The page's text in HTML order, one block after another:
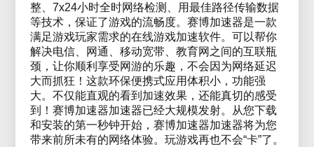
整、7x24小时全时网络检测、用最佳路径传输数据
等技术，保证了游戏的流畅度。赛博加速器是一款
满足游戏玩家需求的在线游戏加速软件。可以帮你
解决电信、网通、移动宽带、教育网之间的互联瓶
颈，让你顺利享受网游的乐趣，不会因为网络延迟
大而抓狂！这款环保便携式应用体积小，功能强
大。不仅能直观的看到加速效果，还能真切的感受
到！赛博加速器加速器已经大规模发射。从您下载
和安装的第一秒钟开始，赛博加速器加速器将为您
带来前所未有的网络体验。玩游戏再也不会“卡”了。